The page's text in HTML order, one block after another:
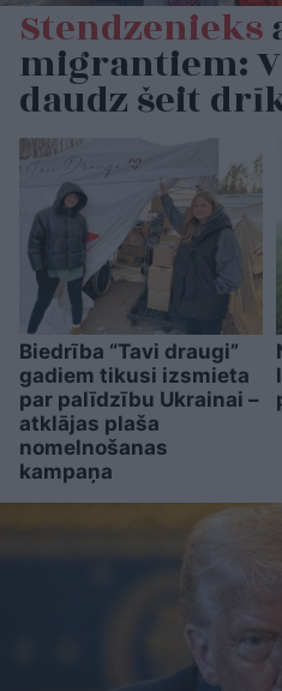
Stendzenieks
migrantiem:
daudz šeit
Biedrība “Tavi draugi”
gadiem tikusi izsmieta
par palīdzību Ukrainai –
atklājas plaša
nomelnošanas
kampaņa